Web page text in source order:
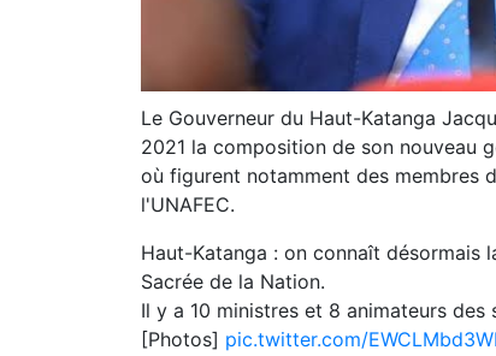
Le Gouverneur du Haut-Katanga
2021 la composition de son nouveau
où figurent notamment des membres
l'UNAFEC.
Haut-Katanga : on connaît désormais
Sacrée de la Nation.
Il y a 10 ministres et 8 animateurs des
[Photos] pic.twitter.com/